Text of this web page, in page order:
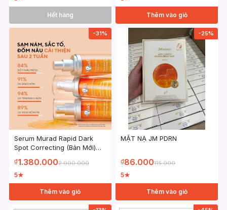
Hết hàng Thêm vào giỏ
-31%
Serum Murad Rapid Dark
Spot Correcting (Bản Mới)
nám, làm mới bề mặt da
30ml
₫1.380.0002.000.000
5★
Thêm vào giỏ
-25%
MẶT NẠ JM PDRN
₫86.000115.000
5★
Thêm vào giỏ